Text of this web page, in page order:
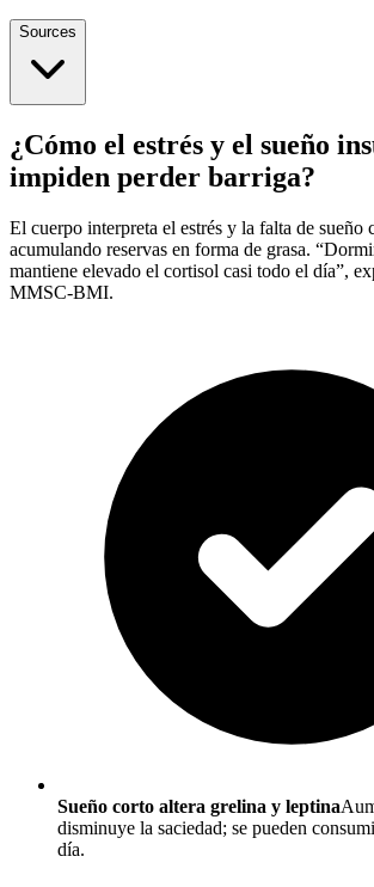
Sources
¿Cómo el estrés y el sueño
impiden perder barriga?
El cuerpo interpreta el estrés y la falta de sueño
acumulando reservas en forma de grasa.
mantiene elevado el cortisol casi todo el día”,
MMSC-BMI.
Sueño corto altera grelina y leptina
disminuye la saciedad; se pueden
día.